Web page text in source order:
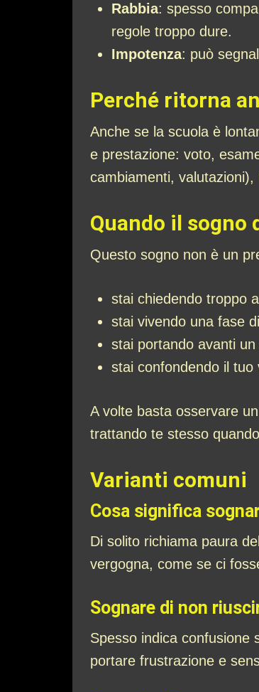
Rabbia: spesso
regole troppo dure.
Impotenza: può
Perché ritorna
Anche se la scuola è
e prestazione: voto,
cambiamenti,
Quando il sogno
Questo sogno non è un
stai chiedendo troppo
stai vivendo una fase
stai portando avanti
stai confondendo il
A volte basta osservare
trattando te stesso
Varianti comuni
Cosa significa
Di solito richiama paura
vergogna, come se ci
Sognare di non
Spesso indica confusione
portare frustrazione e